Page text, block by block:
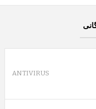
ANTIVIRUS